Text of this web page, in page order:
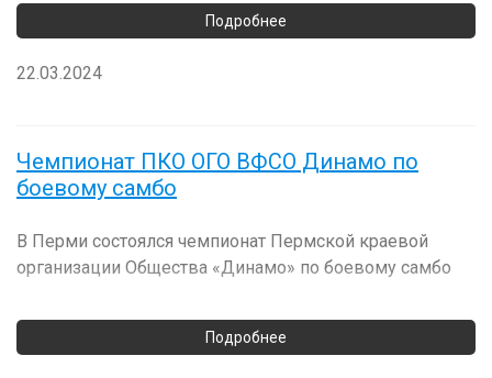
22.03.2024
Чемпионат ПКО ОГО ВФСО Динамо по
боевому самбо
В Перми состоялся чемпионат Пермской краевой
организации Общества «Динамо» по боевому самбо